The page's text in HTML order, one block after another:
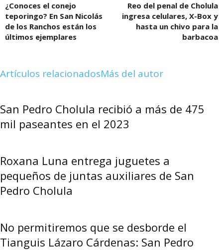
¿Conoces el conejo
teporingo? En San Nicolás
de los Ranchos están los
últimos ejemplares
Reo del penal de Cholula
ingresa celulares, X-Box y
hasta un chivo para la
barbacoa
Artículos relacionadosMás del autor
San Pedro Cholula recibió a más de 475
mil paseantes en el 2023
Roxana Luna entrega juguetes a
pequeños de juntas auxiliares de San
Pedro Cholula
No permitiremos que se desborde el
Tianguis Lázaro Cárdenas: San Pedro